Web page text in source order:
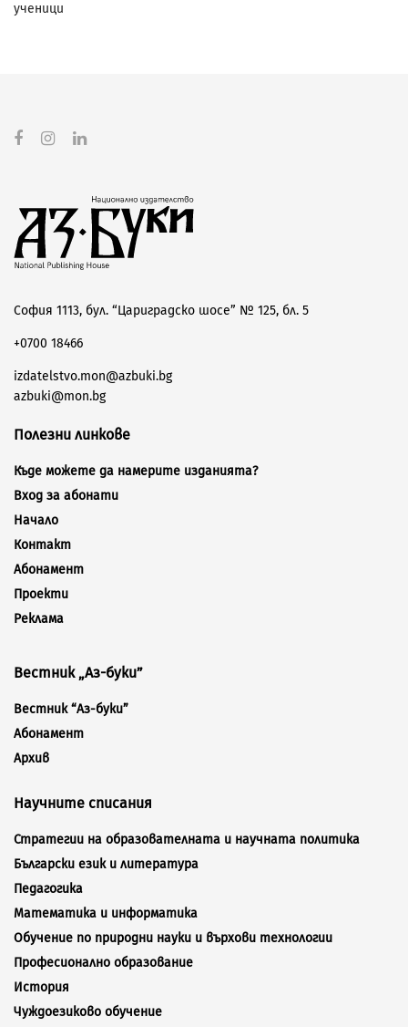
ученици
София 1113, бул. “Цариградско шосе” № 125, бл. 5
+0700 18466
izdatelstvo.mon@azbuki.bg
azbuki@mon.bg
Полезни линкове
Къде можете да намерите изданията?
Вход за абонати
Начало
Контакт
Абонамент
Проекти
Реклама
Вестник „Аз-буки”
Вестник “Аз-буки”
Абонамент
Архив
Научните списания
Стратегии на образователната и научната политика
Български език и литература
Педагогика
Математика и информатика
Обучение по природни науки и върхови технологии
Професионално образование
История
Чуждоезиково обучение